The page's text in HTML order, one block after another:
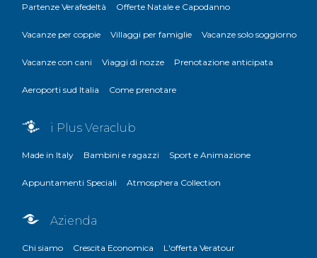
Partenze Verafedeltà Offerte Natale e Capodanno
Vacanze per coppie Villaggi per famiglie Vacanze solo soggiorno
Vacanze con cani Viaggi di nozze Prenotazione anticipata
Aeroporti sud Italia Come prenotare
i Plus Veraclub
Made in Italy Bambini e ragazzi Sport e Animazione
Appuntamenti Speciali Atmosphera Collection
Azienda
Chi siamo Crescita Economica L'offerta Veratour